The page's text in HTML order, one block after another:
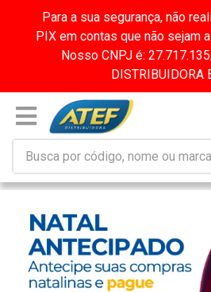
Para a sua segurança, não
PIX em contas que não sejam
Nosso CNPJ é:
DISTRIBUIDORA